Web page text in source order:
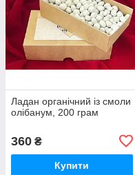
Ладан органічний із смоли
олібанум, 200 грам
360 ₴
Купити